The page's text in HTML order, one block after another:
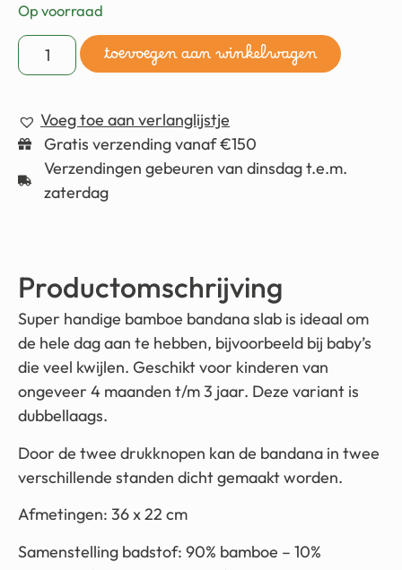
Op voorraad
toevoegen aan winkelwagen
Voeg toe aan verlanglijstje
Gratis verzending vanaf €150
Verzendingen gebeuren van dinsdag t.e.m.
zaterdag
Productomschrijving
Super handige bamboe bandana slab is ideaal om
de hele dag aan te hebben, bijvoorbeeld bij baby’s
die veel kwijlen. Geschikt voor kinderen van
ongeveer 4 maanden t/m 3 jaar. Deze variant is
dubbellaags.
Door de twee drukknopen kan de bandana in twee
verschillende standen dicht gemaakt worden.
Afmetingen: 36 x 22 cm
Samenstelling badstof: 90% bamboe – 10%